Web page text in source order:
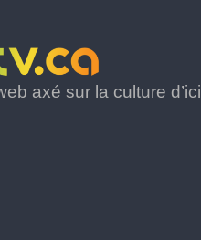
axé sur la culture d’ici